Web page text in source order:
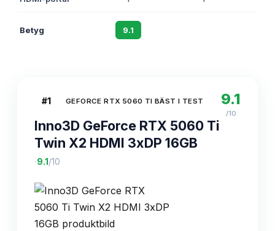
Betyg 9.1
#1 GEFORCE RTX 5060 TI BÄST I TEST
Inno3D GeForce RTX 5060 Ti
Twin X2 HDMI 3xDP 16GB
·9.1 /10
9.1
/10